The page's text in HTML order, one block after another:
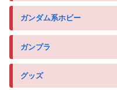
ガンダム系ホビー
ガンプラ
グッズ